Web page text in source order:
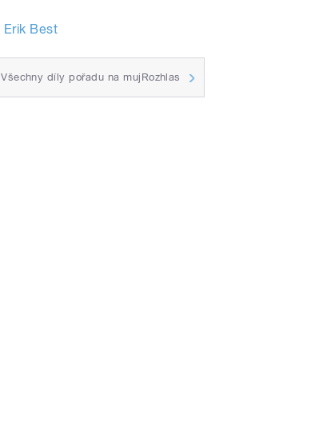
Erik Best
Všechny díly pořadu na mujRozhlas